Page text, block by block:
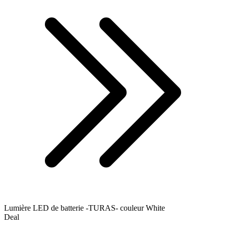
Lumière LED de batterie -TURAS- couleur White
Deal